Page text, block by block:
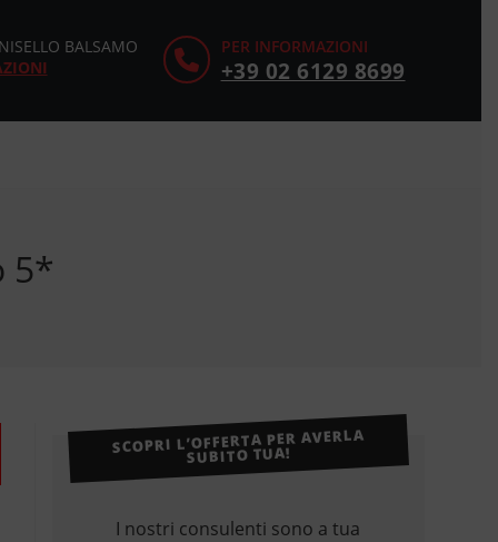
PER INFORMAZIONI
+39 02 6129 8699
BALSAMO
5*
SCOPRI L’OFFERTA PER AVERLA
SUBITO TUA!
I nostri consulenti sono a tua